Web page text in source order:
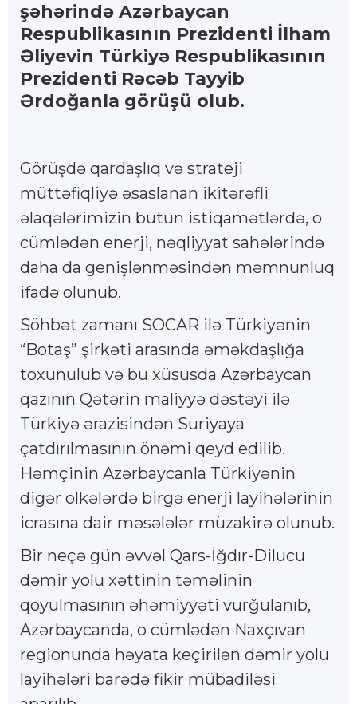
şəhərində Azərbaycan
Respublikasının Prezidenti İlham
Əliyevin Türkiyə Respublikasının
Prezidenti Rəcəb Tayyib
Ərdoğanla görüşü olub.
Görüşdə qardaşlıq və strateji
müttəfiqliyə əsaslanan ikitərəfli
əlaqələrimizin bütün istiqamətlərdə, o
cümlədən enerji, nəqliyyat sahələrində
daha da genişlənməsindən məmnunluq
ifadə olunub.
Söhbət zamanı SOCAR ilə Türkiyənin
“Botaş” şirkəti arasında əməkdaşlığa
toxunulub və bu xüsusda Azərbaycan
qazının Qətərin maliyyə dəstəyi ilə
Türkiyə ərazisindən Suriyaya
çatdırılmasının önəmi qeyd edilib.
Həmçinin Azərbaycanla Türkiyənin
digər ölkələrdə birgə enerji layihələrinin
icrasına dair məsələlər müzakirə olunub.
Bir neçə gün əvvəl Qars-İğdır-Dilucu
dəmir yolu xəttinin təməlinin
qoyulmasının əhəmiyyəti vurğulanıb,
Azərbaycanda, o cümlədən Naxçıvan
regionunda həyata keçirilən dəmir yolu
layihələri barədə fikir mübadiləsi